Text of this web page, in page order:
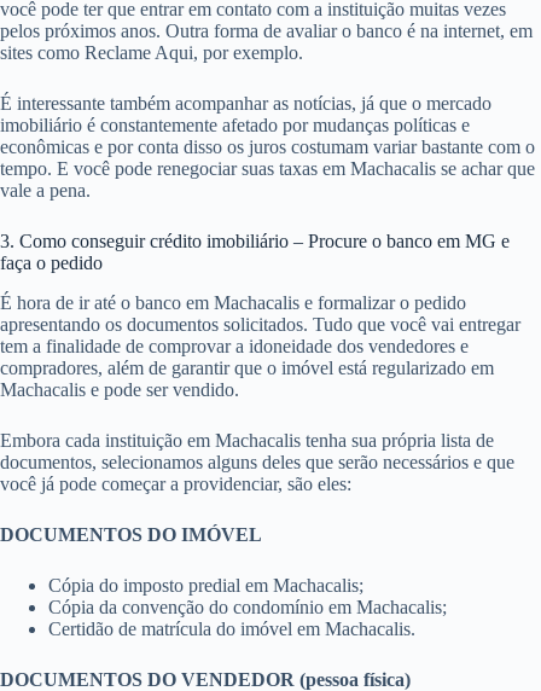
você pode ter que entrar em contato com a instituição muitas vezes
pelos próximos anos. Outra forma de avaliar o banco é na internet, em
sites como Reclame Aqui, por exemplo.
É interessante também acompanhar as notícias, já que o mercado
imobiliário é constantemente afetado por mudanças políticas e
econômicas e por conta disso os juros costumam variar bastante com o
tempo. E você pode renegociar suas taxas em Machacalis se achar que
vale a pena.
3. Como conseguir crédito imobiliário – Procure o banco em MG e
faça o pedido
É hora de ir até o banco em Machacalis e formalizar o pedido
apresentando os documentos solicitados. Tudo que você vai entregar
tem a finalidade de comprovar a idoneidade dos vendedores e
compradores, além de garantir que o imóvel está regularizado em
Machacalis e pode ser vendido.
Embora cada instituição em Machacalis tenha sua própria lista de
documentos, selecionamos alguns deles que serão necessários e que
você já pode começar a providenciar, são eles:
DOCUMENTOS DO IMÓVEL
Cópia do imposto predial em Machacalis;
Cópia da convenção do condomínio em Machacalis;
Certidão de matrícula do imóvel em Machacalis.
DOCUMENTOS DO VENDEDOR (pessoa física)